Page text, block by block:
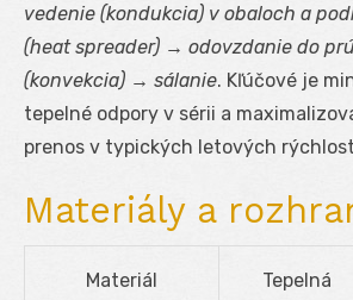
vedenie (kondukcia) v obaloch a
(heat spreader) → odovzdanie do
(konvekcia) → sálanie. Kľúčové je
tepelné odpory v sérii a
prenos v typických letových
Materiály a
Materiál
Tepelná